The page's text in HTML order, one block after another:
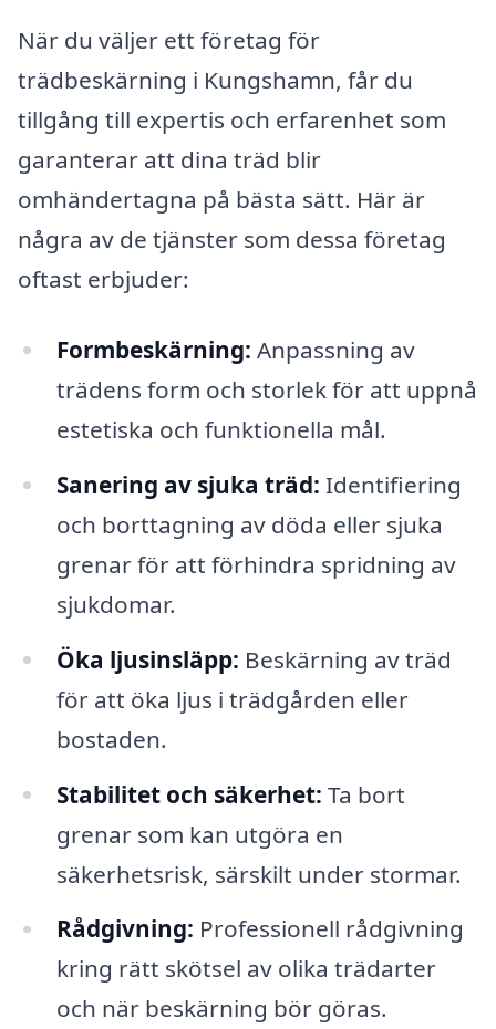
När du väljer ett företag för
trädbeskärning i Kungshamn, får du
tillgång till expertis och erfarenhet som
garanterar att dina träd blir
omhändertagna på bästa sätt. Här är
några av de tjänster som dessa företag
oftast erbjuder:
Formbeskärning: Anpassning av
trädens form och storlek för att uppnå
estetiska och funktionella mål.
Sanering av sjuka träd: Identifiering
och borttagning av döda eller sjuka
grenar för att förhindra spridning av
sjukdomar.
Öka ljusinsläpp: Beskärning av träd
för att öka ljus i trädgården eller
bostaden.
Stabilitet och säkerhet: Ta bort
grenar som kan utgöra en
säkerhetsrisk, särskilt under stormar.
Rådgivning: Professionell rådgivning
kring rätt skötsel av olika trädarter
och när beskärning bör göras.